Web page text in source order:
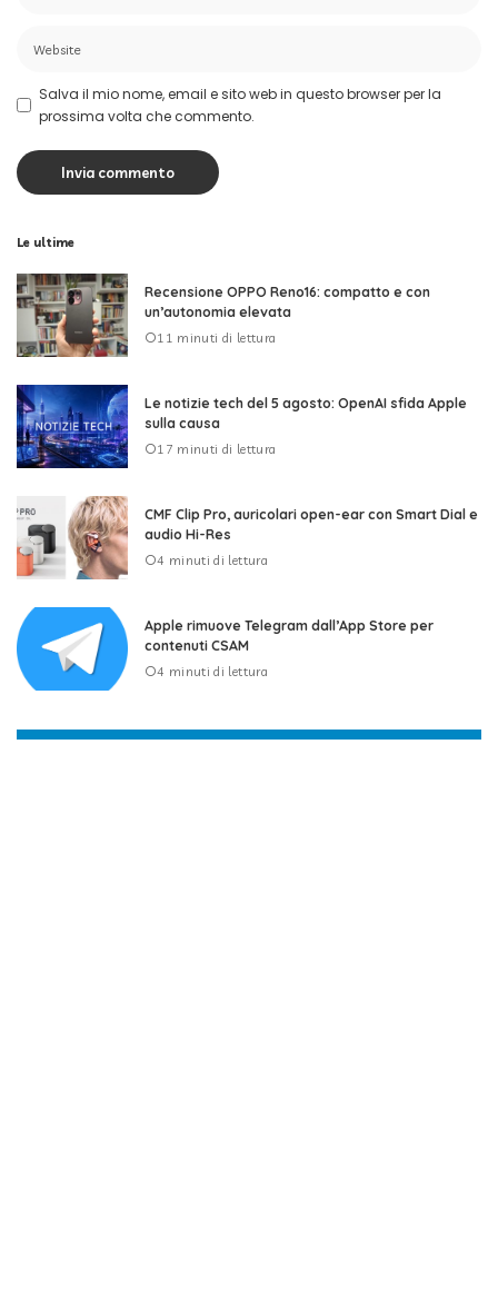
Salva il mio nome, email e sito web in questo browser per la
prossima volta che commento.
Le ultime
Recensione OPPO Reno16: compatto e con
un’autonomia elevata
11 minuti di lettura
Le notizie tech del 5 agosto: OpenAI sfida Apple
sulla causa
17 minuti di lettura
CMF Clip Pro, auricolari open-ear con Smart Dial e
audio Hi-Res
4 minuti di lettura
Apple rimuove Telegram dall’App Store per
contenuti CSAM
4 minuti di lettura